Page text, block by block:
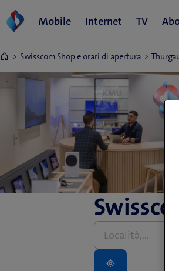
Swisscom Shop e orari di apertura
Inserire
l’indirizzo,